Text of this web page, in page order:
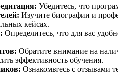
Убедитесь, что
Изучите биографии и
кейсах.
Определитесь, что для вас
Обратите внимание на
эффективность обучения.
Ознакомьтесь с отзывами